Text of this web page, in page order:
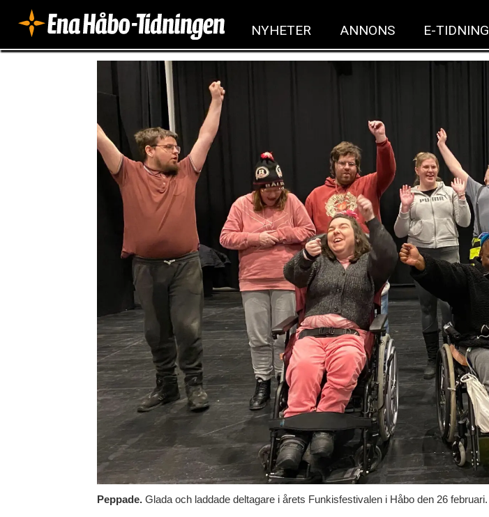
NYHETER ANNONS E-TIDNING
Peppade. Glada och laddade deltagare i årets Funkisfestivalen i Håbo den 26 februari.